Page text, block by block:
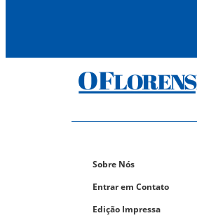
Sobre Nós
Entrar em Contato
Edição Impressa